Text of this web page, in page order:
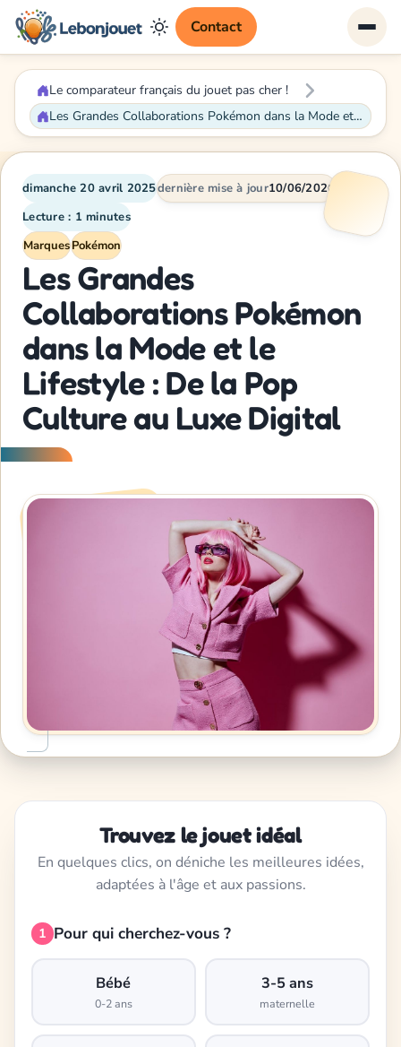
Contact
Le comparateur français du jouet pas cher !
Les Grandes Collaborations Pokémon dans la Mode et le Lifestyle : De la Pop Culture au Luxe Digital
dimanche 20 avril 2025dernière mise à jour10/06/2026
Lecture : 1 minutes
MarquesPokémon
Les Grandes
Collaborations Pokémon
dans la Mode et le
Lifestyle : De la Pop
Culture au Luxe Digital
Trouvez le jouet idéal
En quelques clics, on déniche les meilleures idées,
adaptées à l'âge et aux passions.
1 Pour qui cherchez-vous ?
Bébé
0-2 ans
3-5 ans
maternelle